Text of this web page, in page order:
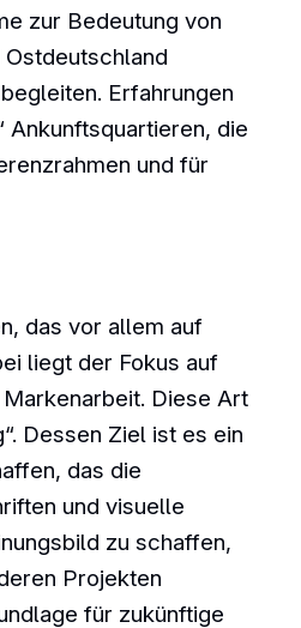
zur Bedeutung von
Erfahrungen
Ankunftsquartieren, die
und für
das vor allem auf
liegt der Fokus auf
Diese Art
Dessen Ziel ist es ein
das die
und visuelle
zu schaffen,
Projekten
für zukünftige